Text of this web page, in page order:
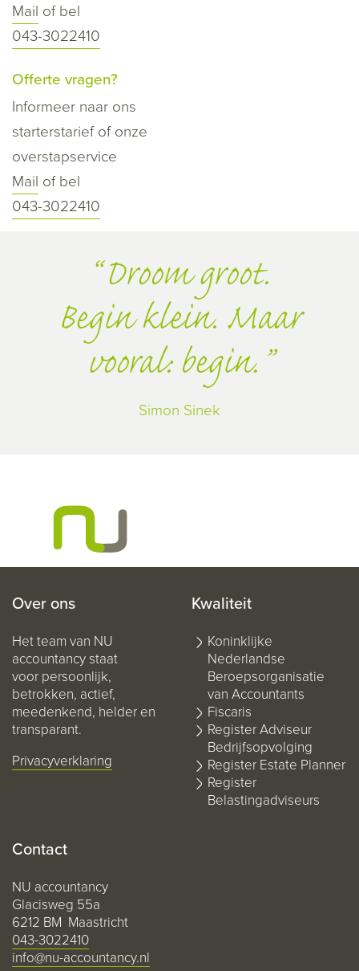
Mail of bel
043-3022410
Offerte vragen?
Informeer naar ons
starterstarief of onze
overstapservice
Mail of bel
043-3022410
Droom groot.
Begin klein. Maar
vooral: begin.
Simon Sinek
Over ons
Het team van NU
accountancy staat
voor persoonlijk,
betrokken, actief,
meedenkend, helder en
transparant.
Privacyverklaring
Kwaliteit
Koninklijke
Nederlandse
Beroepsorganisatie
van Accountants
Fiscaris
Register Adviseur
Bedrijfsopvolging
Register Estate Planner
Register
Belastingadviseurs
Contact
NU accountancy
Glacisweg 55a
6212 BM Maastricht
043-3022410
info@nu-accountancy.nl